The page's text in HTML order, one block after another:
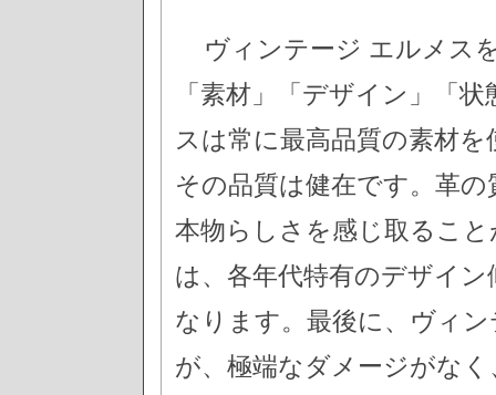
ヴィンテージ エルメス
「素材」「デザイン」「
スは常に最高品質の素材
その品質は健在です。革
本物らしさを感じ取るこ
は、各年代特有のデザイ
なります。最後に、ヴィ
が、極端なダメージがな